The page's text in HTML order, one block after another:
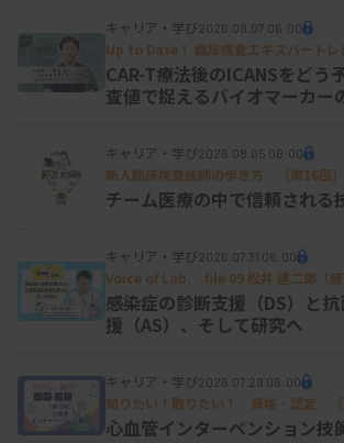
まって立ち上げた活動です。まずは自分たちが
を探し、そして周囲を巻き込み一緒にわくわく
を巻き込みわくわくした場を広げていく、そ
ださい。
キャリア・学び2026.08.07 06:00
Up to Date！ 臨床検査エキスパート
CAR-T療法後のICANSをど
査値で捉えるバイオマーカー
キャリア・学び2026.08.05 06:00
新人臨床検査技師の歩き方 ［第16回］
チーム医療の中で信頼される
キャリア・学び2026.07.31 06:00
Voice of Lab. file 09 松井 建二郎（藤
査部微生物遺伝子検査室
）
感染症の診断支援（DS）と
援（AS）、そして研究へ
キャリア・学び2026.07.29 06:00
知りたい！取りたい！ 資格・認定 ［
心血管インターベンション技